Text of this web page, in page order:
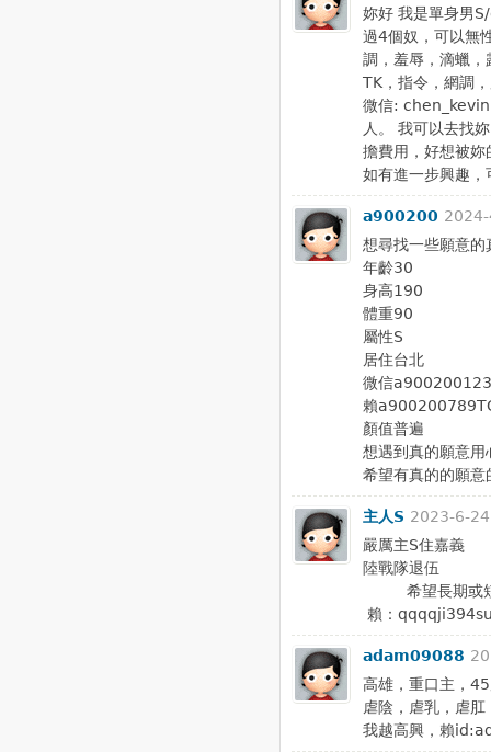
妳好 我是單身男
過4個奴，可以無
調，羞辱，滴蠟，
TK，指令，網
微信:
人。 我可以去找
擔費用，好想被妳
如有進一步興趣
a900200
想尋找一些願意的
年齡30
身高190
體重90
屬性S
居住台北
微信
賴
顏值普遍
想遇到真的願意用
希望有真的的願意
主人S 2023-6-
嚴厲主S住嘉
陸戰隊退伍
希望長期或短
賴：
adam09088
高雄，重口主，
虐陰，虐乳，虐
我越高興，賴